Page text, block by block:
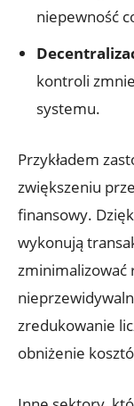
niepewność
kontroli
systemu.
Przykładem
zwiększeniu
finansowy.
wykonują
zminimalizować
zredukowanie
obniżenie